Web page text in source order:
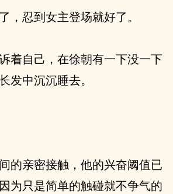
，忍到女主登场就好了。
着自己，在徐朝有一下没一下
发中沉沉睡去。
的亲密接触，他的兴奋阈值已
为只是简单的触碰就不争气的